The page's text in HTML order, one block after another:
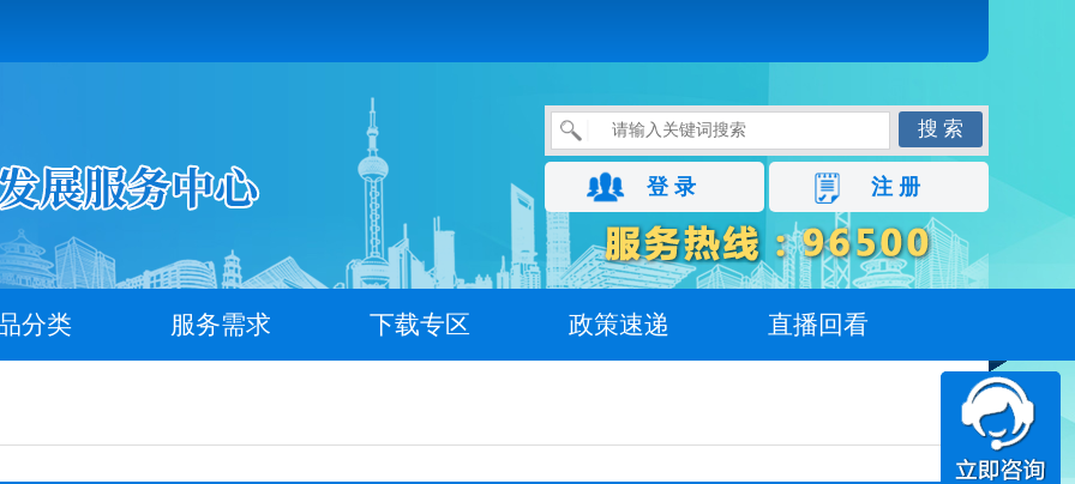
搜 索
登 录 注 册
分类 服务需求 下载专区 政策速递 直播回看